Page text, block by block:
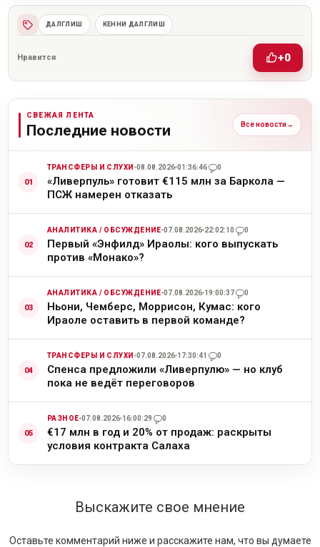
ДАЛГЛИШ КЕННИ ДАЛГЛИШ
Нравится +0
СВЕЖАЯ ЛЕНТА
Последние новости Все новости→
ТРАНСФЕРЫ И СЛУХИ 08.08.2026 01:36:46 0
«Ливерпуль» готовит €115 млн за Баркола —
ПСЖ намерен отказать
АНАЛИТИКА / ОБСУЖДЕНИЕ 07.08.2026 22:02:10 0
Первый «Энфилд» Ираолы: кого выпускать
против «Монако»?
АНАЛИТИКА / ОБСУЖДЕНИЕ 07.08.2026 19:00:37 0
Ньони, Чемберс, Моррисон, Кумас: кого
Ираоле оставить в первой команде?
ТРАНСФЕРЫ И СЛУХИ 07.08.2026 17:30:41 0
Спенса предложили «Ливерпулю» — но клуб
пока не ведёт переговоров
РАЗНОЕ 07.08.2026 16:00:29 0
€17 млн в год и 20% от продаж: раскрыты
условия контракта Салаха
Выскажите свое мнение
Оставьте комментарий ниже и расскажите нам, что вы думаете